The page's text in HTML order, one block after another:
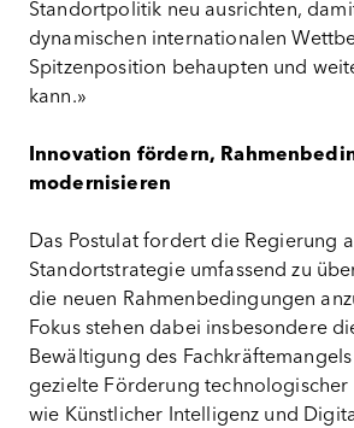
Standortpolitik neu ausrichten,
dynamischen internationalen
Spitzenposition behaupten und
kann.»
Innovation fördern,
modernisieren
Das Postulat fordert die Regierung
Standortstrategie umfassend zu
die neuen Rahmenbedingungen
Fokus stehen dabei insbesondere
Bewältigung des
gezielte Förderung technologischer
wie Künstlicher Intelligenz und